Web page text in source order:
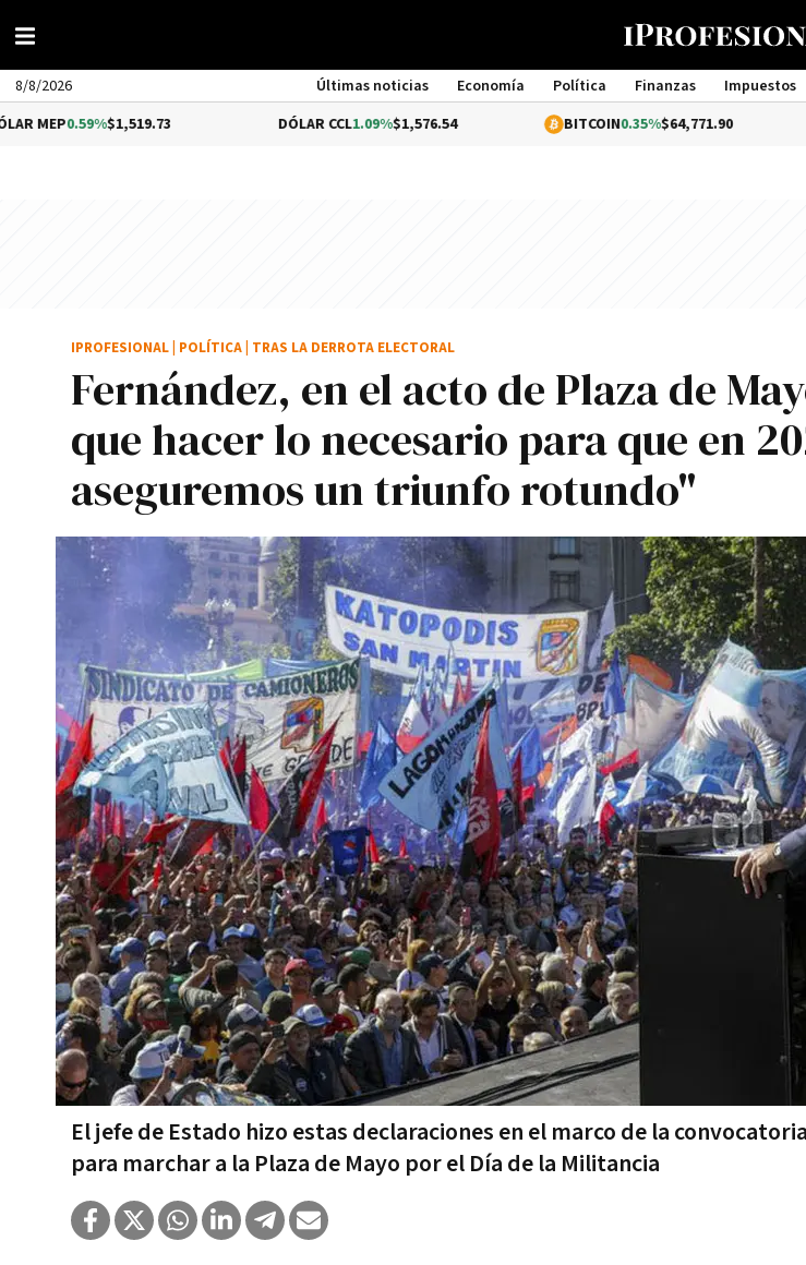
8/8/2026 Últimas noticias Economía Política Finanzas Impuestos
Management
$1,519.73 1.09%$1,576.54 0.35%$64,771.90
Fernández, en el acto de Plaza de
que hacer lo necesario para que en
aseguremos un triunfo rotundo"
El jefe de Estado hizo estas declaraciones en el marco de la
para marchar a la Plaza de Mayo por el Día de la Militancia
IPROFESIONAL POLÍTICA TRAS LA DERROTA ELECTORAL